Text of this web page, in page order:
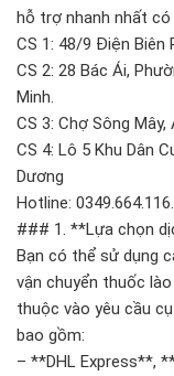
hỗ trợ nhanh nhất
CS 1: 48/9 Điện Biên
CS 2: 28 Bác Ái,
Minh.
CS 3: Chợ Sông
CS 4: Lô 5 Khu Dân
Dương
Hotline:
### 1. **Lựa chọn
Bạn có thể sử dụng
vận chuyển thuốc
thuộc vào yêu cầu
bao gồm:
– **DHL Express**,